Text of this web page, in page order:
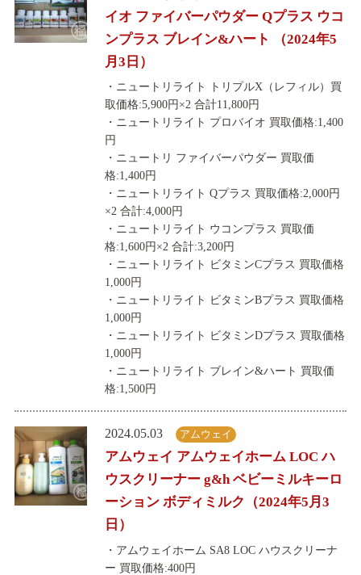
イオ ファイバーパウダー Qプラス ウコ
ンプラス ブレイン&ハート （2024年5
月3日）
・ニュートリライト トリプルX（レフィル）買
取価格:5,900円×2 合計11,800円
・ニュートリライト プロバイオ 買取価格:1,400
円
・ニュートリ ファイバーパウダー 買取価
格:1,400円
・ニュートリライト Qプラス 買取価格:2,000円
×2 合計:4,000円
・ニュートリライト ウコンプラス 買取価
格:1,600円×2 合計:3,200円
・ニュートリライト ビタミンCプラス 買取価格
1,000円
・ニュートリライト ビタミンBプラス 買取価格
1,000円
・ニュートリライト ビタミンDプラス 買取価格
1,000円
・ニュートリライト ブレイン&ハート 買取価
格:1,500円
2024.05.03 アムウェイ
アムウェイ アムウェイホーム LOC ハ
ウスクリーナー g&h ベビーミルキーロ
ーション ボディミルク（2024年5月3
日）
・アムウェイホーム SA8 LOC ハウスクリーナ
ー 買取価格:400円